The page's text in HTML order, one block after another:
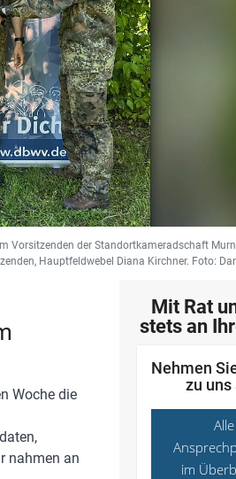
Vorsitzenden der Standortkameradschaft
Hauptfeldwebel Diana Kirchner. Foto:
Woche die
nahmen an
Mit Rat
stets an
Nehmen
zu uns
Alle
im